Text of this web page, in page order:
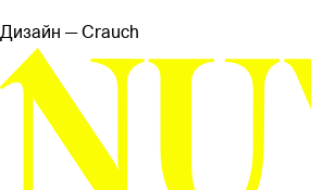
Дизайн — Сrauch